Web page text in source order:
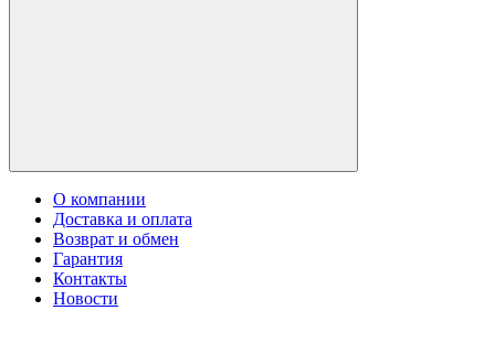
О компании
Доставка и оплата
Возврат и обмен
Гарантия
Контакты
Новости